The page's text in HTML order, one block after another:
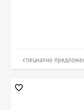
специално